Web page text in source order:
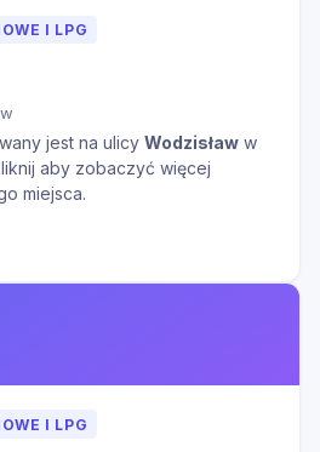
I LPG
jest na ulicy Wodzisław w
aby zobaczyć więcej
miejsca.
I LPG